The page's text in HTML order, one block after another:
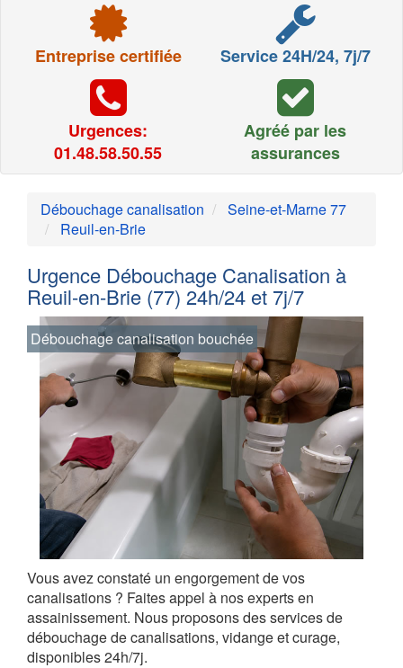
Entreprise certifiée Service 24H/24, 7j/7
Urgences:
01.48.58.50.55
Agréé par les
assurances
Débouchage canalisation
Seine-et-Marne 77
Reuil-en-Brie
Urgence Débouchage Canalisation à
Reuil-en-Brie (77) 24h/24 et 7j/7
Débouchage canalisation bouchée
Vous avez constaté un engorgement de vos
canalisations ? Faites appel à nos experts en
assainissement. Nous proposons des services de
débouchage de canalisations, vidange et curage,
disponibles 24h/7j.